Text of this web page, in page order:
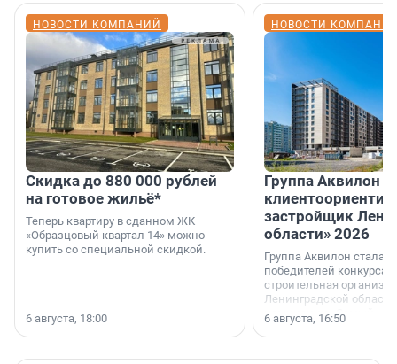
НОВОСТИ КОМПАНИЙ
Скидка до 880 000 рублей
на готовое жильё*
Теперь квартиру в сданном ЖК
«Образцовый квартал 14» можно
купить со специальной скидкой.
6 августа, 18:00
НОВОСТИ
Группа Аквилон
застройщик
области» 2026
Группа Аквилон стала
победителей конкурса
строительная
Ленинградской области
номинации «Самый
застройщик
области».
6 августа, 16:50